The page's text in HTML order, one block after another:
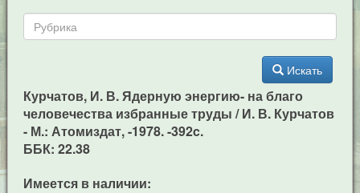
Искать
Курчатов, И. В. Ядерную энергию- на благо
человечества избранные труды / И. В. Курчатов
- М.: Атомиздат, -1978. -392c.
ББК: 22.38
Имеется в наличии: